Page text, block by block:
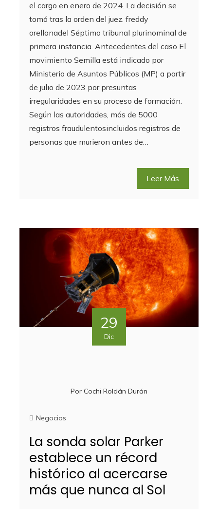
el cargo en enero de 2024. La decisión se
tomó tras la orden del juez. freddy
orellanadel Séptimo tribunal plurinominal de
primera instancia. Antecedentes del caso El
movimiento Semilla está indicado por
Ministerio de Asuntos Públicos (MP) a partir
de julio de 2023 por presuntas
irregularidades en su proceso de formación.
Según las autoridades, más de 5000
registros fraudulentosincluidos registros de
personas que murieron antes de…
Leer Más
29
Dic
Por Cochi Roldán Durán
Negocios
La sonda solar Parker
establece un récord
histórico al acercarse
más que nunca al Sol